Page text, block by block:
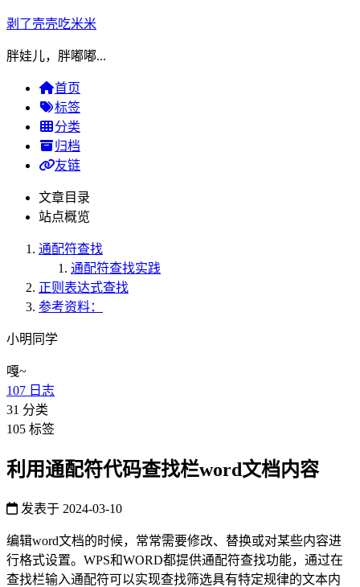
剥了壳壳吃米米
胖娃儿，胖嘟嘟...
首页
标签
分类
归档
友链
文章目录
站点概览
通配符查找
通配符查找实践
正则表达式查找
参考资料：
小明同学
嘎~
107 日志
31 分类
105 标签
利用通配符代码查找栏word文档内容
发表于 2024-03-10
编辑word文档的时候，常常需要修改、替换或对某些内容进
行格式设置。WPS和WORD都提供通配符查找功能，通过在
查找栏输入通配符可以实现查找筛选具有特定规律的文本内